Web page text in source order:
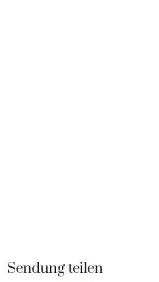
Sendung teilen